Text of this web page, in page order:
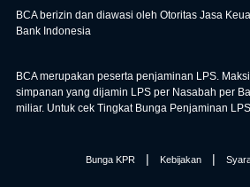
BCA berizin dan diawasi oleh Otoritas Jasa
Bank Indonesia
BCA merupakan peserta penjaminan LPS.
simpanan yang dijamin LPS per Nasabah per
miliar. Untuk cek Tingkat Bunga Penjaminan
Bunga KPR | Kebijakan |